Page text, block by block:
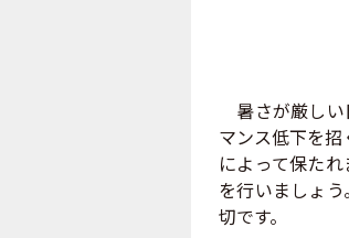
暑さが厳しい
マンス低下を
によって保た
を行いましょ
切です。